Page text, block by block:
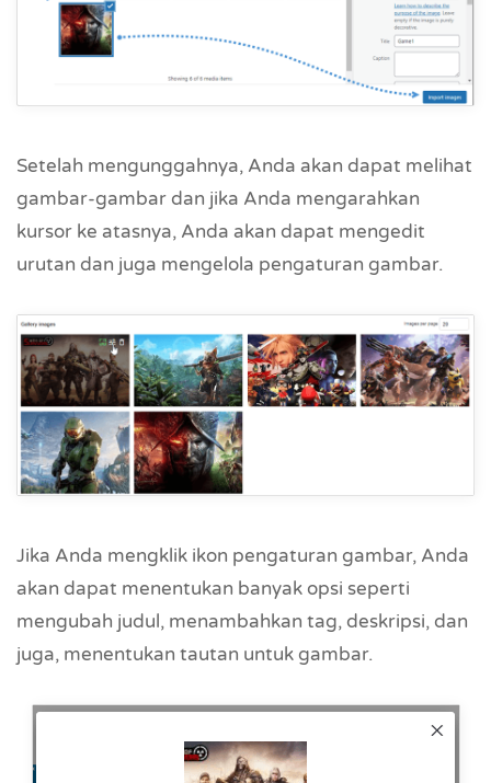
Setelah mengunggahnya, Anda akan dapat melihat
gambar-gambar dan jika Anda mengarahkan
kursor ke atasnya, Anda akan dapat mengedit
urutan dan juga mengelola pengaturan gambar.
Jika Anda mengklik ikon pengaturan gambar, Anda
akan dapat menentukan banyak opsi seperti
mengubah judul, menambahkan tag, deskripsi, dan
juga, menentukan tautan untuk gambar.